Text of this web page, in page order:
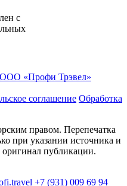
с
«Профи Трэвeл»
соглашение Обработка
правом. Перепечатка
при указании источника и
публикации.
+7 (931) 009 69 94